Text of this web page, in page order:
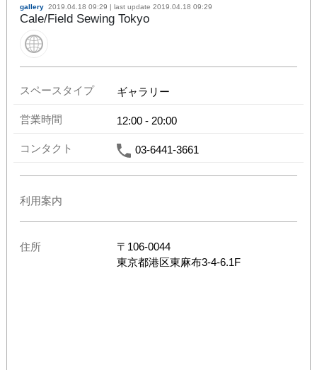
gallery 2019.04.18 09:29 | last update 2019.04.18 09:29
Cale/Field Sewing Tokyo
スペースタイプ ギャラリー
営業時間 12:00- 20:00
コンタクト 03-6441-3661
利用案内
住所 〒 106-0044
東京都港区東麻布3-4-6.1F